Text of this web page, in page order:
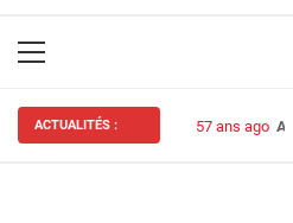
Primary
ACTUALITÉS : 57 ans ago